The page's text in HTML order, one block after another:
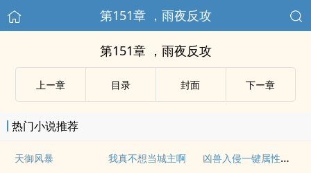
第151章 ，雨夜反攻
第151章 ，雨夜反攻
上ー章 目录 封面 下ー章
热门小说推荐
天御风暴 我真不想当城主啊 凶兽入侵一键属性提取